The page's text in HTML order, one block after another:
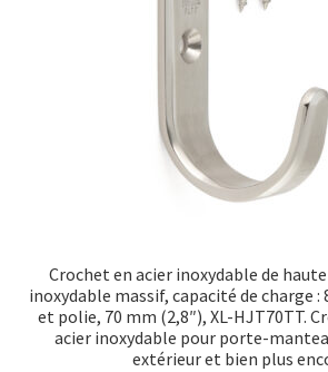
Crochet en acier inoxydable de
inoxydable massif, capacité de charge :
et polie, 70 mm (2,8″), XL-HJT70TT.
acier inoxydable pour porte-
extérieur et bien plus